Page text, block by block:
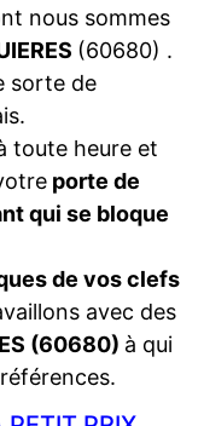
nous sommes
(60680) .
sorte de
toute heure et
porte de
qui se bloque
de vos clefs
avec des
(60680) à qui